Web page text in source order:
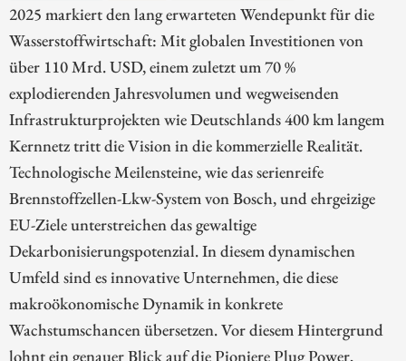
2025 markiert den lang erwarteten Wendepunkt für die
Wasserstoffwirtschaft: Mit globalen Investitionen von
über 110 Mrd. USD, einem zuletzt um 70 %
explodierenden Jahresvolumen und wegweisenden
Infrastrukturprojekten wie Deutschlands 400 km langem
Kernnetz tritt die Vision in die kommerzielle Realität.
Technologische Meilensteine, wie das serienreife
Brennstoffzellen-Lkw-System von Bosch, und ehrgeizige
EU-Ziele unterstreichen das gewaltige
Dekarbonisierungspotenzial. In diesem dynamischen
Umfeld sind es innovative Unternehmen, die diese
makroökonomische Dynamik in konkrete
Wachstumschancen übersetzen. Vor diesem Hintergrund
lohnt ein genauer Blick auf die Pioniere Plug Power,